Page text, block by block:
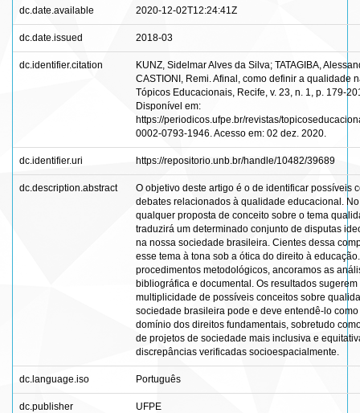
dc.date.available 2020-12-02T12:24:41Z
dc.date.issued 2018-03
dc.identifier.citation
KUNZ, Sidelmar Alves da Silva; TATAGIBA,
CASTIONI, Remi. Afinal, como definir a qualidade
Tópicos Educacionais, Recife, v. 23, n. 1, p. 179-
Disponível em:
https://periodicos.ufpe.br/revistas/
0002-0793-1946. Acesso em: 02 dez. 2020.
dc.identifier.uri https://repositorio.unb.br/handle/10482/39689
dc.description.abstract
O objetivo deste artigo é o de identificar possíveis
debates relacionados à qualidade educacional.
qualquer proposta de conceito sobre o tema
traduzirá um determinado conjunto de disputas
na nossa sociedade brasileira. Cientes dessa
esse tema à tona sob a ótica do direito à
procedimentos metodológicos, ancoramos as
bibliográfica e documental. Os resultados
multiplicidade de possíveis conceitos sobre
sociedade brasileira pode e deve entendê-lo
domínio dos direitos fundamentais, sobretudo
de projetos de sociedade mais inclusiva e
discrepâncias verificadas socioespacialmente.
dc.language.iso Português
dc.publisher UFPE